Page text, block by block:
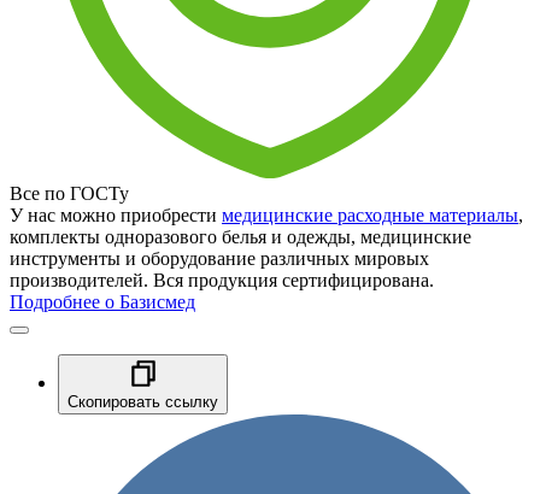
Все по ГОСТу
У нас можно приобрести медицинские расходные материалы,
комплекты одноразового белья и одежды, медицинские
инструменты и оборудование различных мировых
производителей. Вся продукция сертифицирована.
Подробнее о Базисмед
Скопировать ссылку